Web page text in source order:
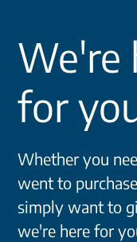
We're
for
Whether you
went to
simply want to
we're here for